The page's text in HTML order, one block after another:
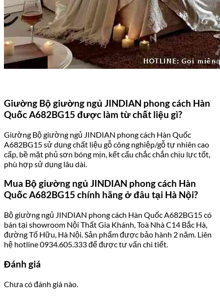
Giường Bộ giường ngủ JINDIAN phong cách Hàn
Quốc A682BG15 được làm từ chất liệu gì?
Giường Bộ giường ngủ JINDIAN phong cách Hàn Quốc
A682BG15 sử dụng chất liệu gỗ công nghiệp/gỗ tự nhiên cao
cấp, bề mặt phủ sơn bóng mịn, kết cấu chắc chắn chịu lực tốt,
phù hợp sử dụng lâu dài.
Mua Bộ giường ngủ JINDIAN phong cách Hàn
Quốc A682BG15 chính hãng ở đâu tại Hà Nội?
Bộ giường ngủ JINDIAN phong cách Hàn Quốc A682BG15 có
bán tại showroom Nội Thất Gia Khánh, Toà Nhà C14 Bắc Hà,
đường Tố Hữu, Hà Nội. Sản phẩm được bảo hành 2 năm. Liên
hệ hotline 0934.605.333 để được tư vấn chi tiết.
Đánh giá
Chưa có đánh giá nào.